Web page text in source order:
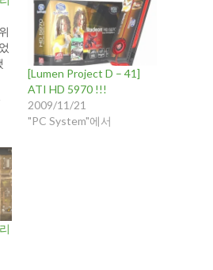
[Lumen Project D – 41]
ATI HD 5970 !!!
2009/11/21
"PC System"에서